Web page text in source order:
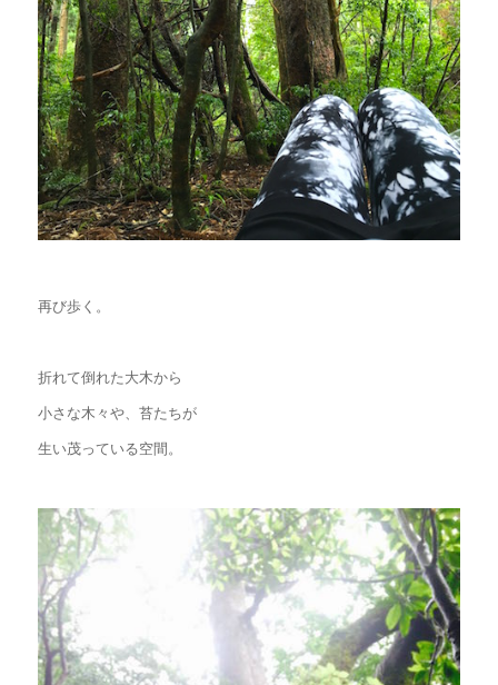
再び歩く。
折れて倒れた大木から
小さな木々や、苔たちが
生い茂っている空間。